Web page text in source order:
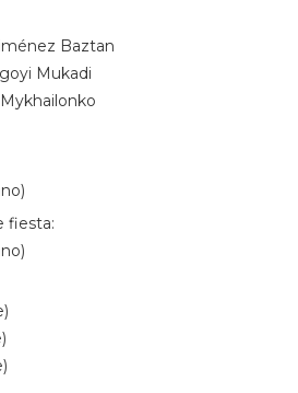
Baztan
Mukadi
fiesta: